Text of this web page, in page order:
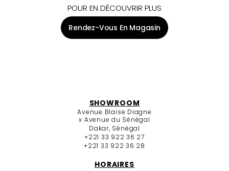
POUR EN DÉCOUVRIR PLUS
Rendez-Vous En Magasin
SHOWROOM
Avenue Blaise Diagne
x Avenue du Sénégal
Dakar, Sénégal
+221 33 922 36 27
+221 33 922 36 28
HORAIRES